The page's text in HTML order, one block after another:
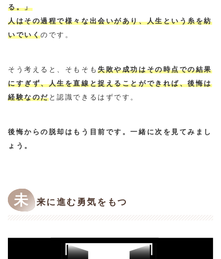
る。」
人はその過程で様々な出会いがあり、人生という糸を紡
いでいくのです。
そう考えると、そもそも失敗や成功はその時点での結果
にすぎず、人生を直線と捉えることができれば、後悔は
経験なのだと認識できるはずです。
後悔からの脱却はもう目前です。一緒に次を見てみまし
ょう。
未 来に進む勇気をもつ